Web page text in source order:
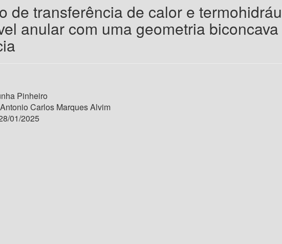
de transferência de calor e
anular com uma geometria
Pinheiro
Carlos Marques Alvim
01/2025